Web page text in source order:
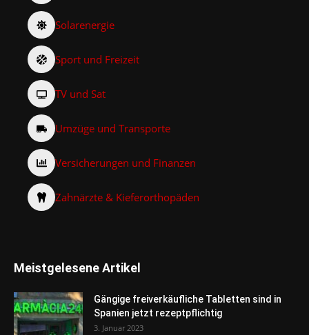
Solarenergie
Sport und Freizeit
TV und Sat
Umzüge und Transporte
Versicherungen und Finanzen
Zahnärzte & Kieferorthopäden
Meistgelesene Artikel
Gängige freiverkäufliche Tabletten sind in
Spanien jetzt rezeptpflichtig
3. Januar 2023